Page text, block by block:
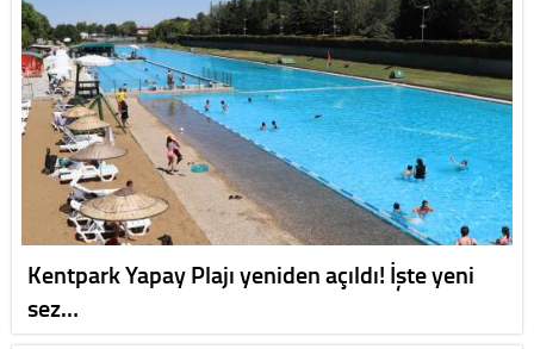
Kentpark Yapay Plajı yeniden açıldı! İşte yeni
sez…